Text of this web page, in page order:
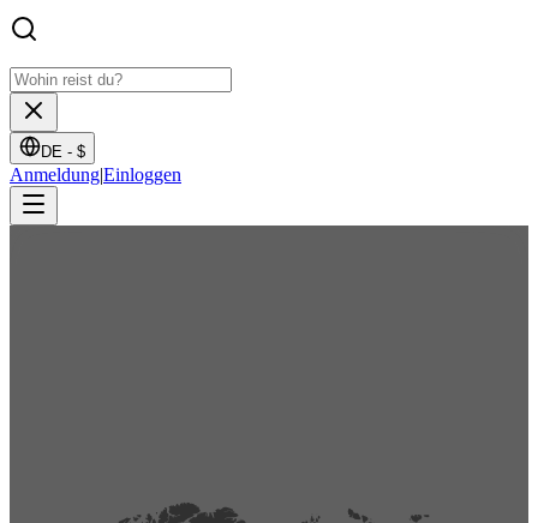
DE - $
Anmeldung|Einloggen